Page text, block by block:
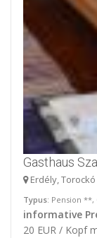
Gasthaus
Erdély, Torockó
Typus: Pension **,
informative
20 EUR / Kopf